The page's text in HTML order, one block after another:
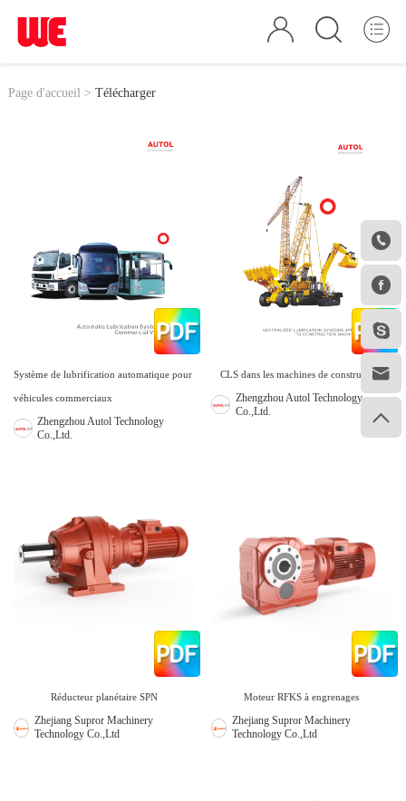





Page d'accueil > Télécharger
Système de lubrification automatique pour
véhicules commerciaux
Zhengzhou Autol Technology
Co.,Ltd.
CLS dans les machines de construction
Zhengzhou Autol Technology
Co.,Ltd.
Réducteur planétaire SPN
Zhejiang Supror Machinery
Technology Co.,Ltd
Moteur RFKS à engrenages
Zhejiang Supror Machinery
Technology Co.,Ltd